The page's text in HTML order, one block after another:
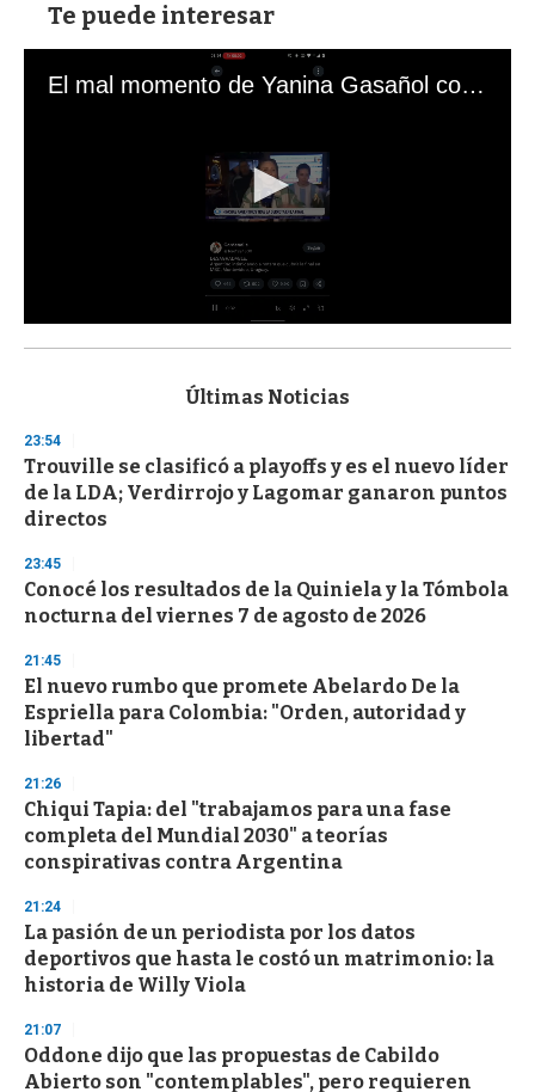
Te puede interesar
El mal momento de Yanina Gasañol con un hincha argentino en "Subrayado"
s
d
s
o
f
3
s
e
c
o
d
s
Últimas Noticias
23:54
Trouville se clasificó a playoffs y es el nuevo líder
de la LDA; Verdirrojo y Lagomar ganaron puntos
directos
23:45
Conocé los resultados de la Quiniela y la Tómbola
nocturna del viernes 7 de agosto de 2026
21:45
El nuevo rumbo que promete Abelardo De la
Espriella para Colombia: "Orden, autoridad y
libertad"
21:26
Chiqui Tapia: del "trabajamos para una fase
completa del Mundial 2030" a teorías
conspirativas contra Argentina
21:24
La pasión de un periodista por los datos
deportivos que hasta le costó un matrimonio: la
historia de Willy Viola
21:07
Oddone dijo que las propuestas de Cabildo
Abierto son "contemplables", pero requieren